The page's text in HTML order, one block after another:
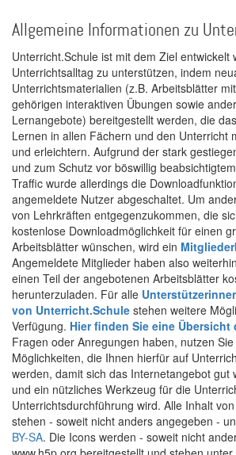
Allgemeine Informationen zu
Unterricht.Schule ist mit dem Ziel entwickelt
Unterrichtsalltag zu unterstützen, indem
Unterrichtsmaterialien (z.B. Arbeitsblätter
gehörigen interaktiven Übungen sowie
Lernangebote) bereitgestellt werden, die
Lernen in allen Fächern und den Unterricht
und erleichtern. Aufgrund der stark
und zum Schutz vor böswillig
Traffic wurde allerdings die
angemeldete Nutzer abgeschaltet. Um
von Lehrkräften entgegenzukommen, die
kostenlose Downloadmöglichkeit für einen
Arbeitsblätter wünschen, wird ein
Angemeldete Mitglieder haben also
einen Teil der angebotenen Arbeitsblätter
herunterzuladen. Für alle
von Unterricht.Schule stehen weitere
Verfügung. Hier finden Sie eine Übersicht
Fragen oder Anregungen haben, nutzen
Möglichkeiten, die Ihnen hierfür auf
werden, damit sich das Internetangebot gut
und ein nützliches Werkzeug für die
Unterrichtsdurchführung wird. Alle Inhalt
stehen - soweit nicht anders angegeben -
BY-SA. Die Icons werden - soweit nicht